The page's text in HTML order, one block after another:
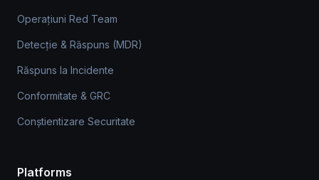
Operațiuni Red Team
Detecție & Răspuns (MDR)
Răspuns la Incidente
Conformitate & GRC
Conștientizare Securitate
Platforms